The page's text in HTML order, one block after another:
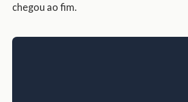
chegou ao fim.